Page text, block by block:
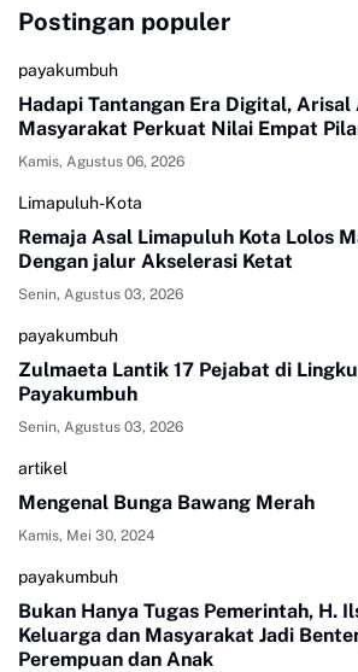
Postingan populer
payakumbuh
Hadapi Tantangan Era Digital, Arisal
Masyarakat Perkuat Nilai Empat
Kamis, Agustus 06, 2026
Limapuluh-Kota
Remaja Asal Limapuluh Kota Lolos
Dengan jalur Akselerasi Ketat
Senin, Agustus 03, 2026
payakumbuh
Zulmaeta Lantik 17 Pejabat di
Payakumbuh
Senin, Agustus 03, 2026
artikel
Mengenal Bunga Bawang Merah
Kamis, Mei 30, 2024
payakumbuh
Bukan Hanya Tugas Pemerintah, H.
Keluarga dan Masyarakat Jadi
Perempuan dan Anak